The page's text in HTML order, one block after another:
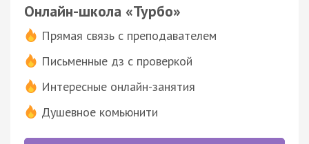
Онлайн-школа «Турбо»
Прямая связь с преподавателем
Письменные дз с проверкой
Интересные онлайн-занятия
Душевное комьюнити